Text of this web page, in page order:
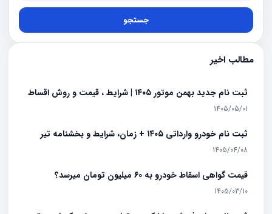
جستجو
مطالب اخیر
ثبت نام جدید بهمن موتور ۱۴۰۵ | شرایط ، قیمت و روش اقساط
1405/05/01
ثبت نام خودرو وارداتی ۱۴۰۵ + زمان، شرایط و بخشنامه تیر
1405/04/08
قیمت گواهی اسقاط خودرو به 60 میلیون تومان میرسد؟
1405/03/10